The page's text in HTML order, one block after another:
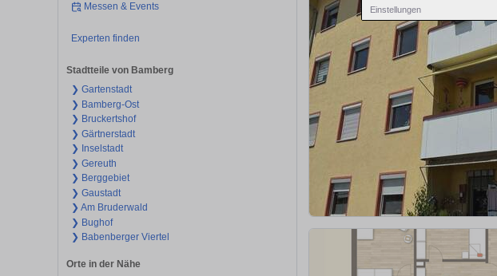
Einstellungen
Messen & Events
Experten finden
Stadtteile von Bamberg
❯ Gartenstadt
❯ Bamberg-Ost
❯ Bruckertshof
❯ Gärtnerstadt
❯ Inselstadt
❯ Gereuth
❯ Berggebiet
❯ Gaustadt
❯ Am Bruderwald
❯ Bughof
❯ Babenberger Viertel
Orte in der Nähe